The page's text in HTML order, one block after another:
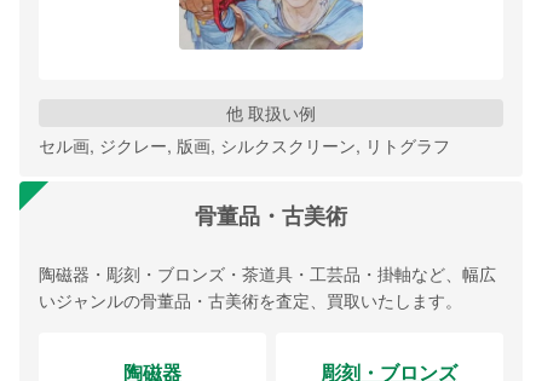
他 取扱い例
セル画, ジクレー, 版画, シルクスクリーン, リトグラフ
骨董品・古美術
陶磁器・彫刻・ブロンズ・茶道具・工芸品・掛軸など、幅広
いジャンルの骨董品・古美術を査定、買取いたします。
陶磁器 彫刻・ブロンズ